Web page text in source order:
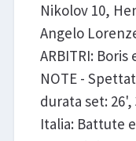
Nikolov 10,
Angelo
ARBITRI: Boris
NOTE -
durata set: 26',
Italia: Battute